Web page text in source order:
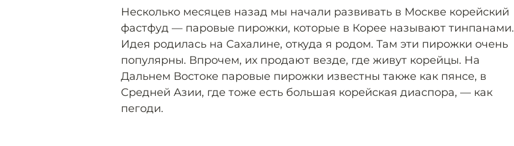
Несколько месяцев назад мы начали развивать в Москве корейский
фастфуд — паровые пирожки, которые в Корее называют тинпанами.
Идея родилась на Сахалине, откуда я родом. Там эти пирожки очень
популярны. Впрочем, их продают везде, где живут корейцы. На
Дальнем Востоке паровые пирожки известны также как пянсе, в
Средней Азии, где тоже есть большая корейская диаспора, — как
пегоди.